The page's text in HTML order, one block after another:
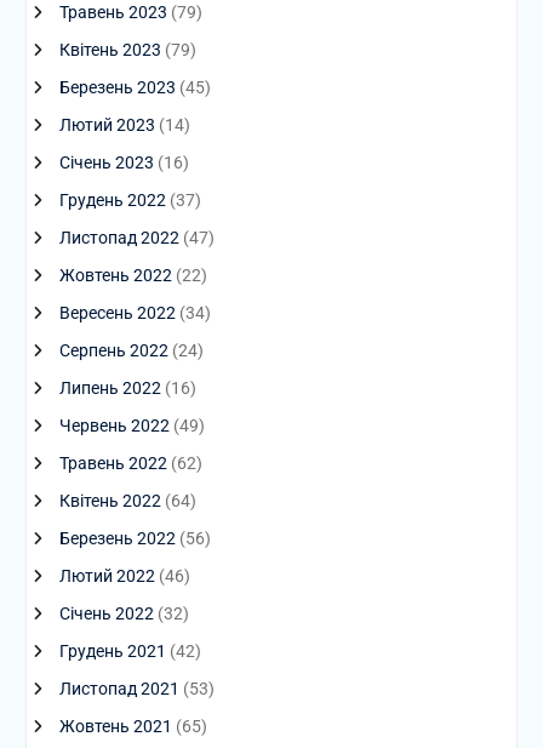
Травень 2023 (79)
Квітень 2023 (79)
Березень 2023 (45)
Лютий 2023 (14)
Січень 2023 (16)
Грудень 2022 (37)
Листопад 2022 (47)
Жовтень 2022 (22)
Вересень 2022 (34)
Серпень 2022 (24)
Липень 2022 (16)
Червень 2022 (49)
Травень 2022 (62)
Квітень 2022 (64)
Березень 2022 (56)
Лютий 2022 (46)
Січень 2022 (32)
Грудень 2021 (42)
Листопад 2021 (53)
Жовтень 2021 (65)